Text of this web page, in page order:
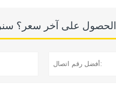
الحصول على آخر سعر؟ سنرد